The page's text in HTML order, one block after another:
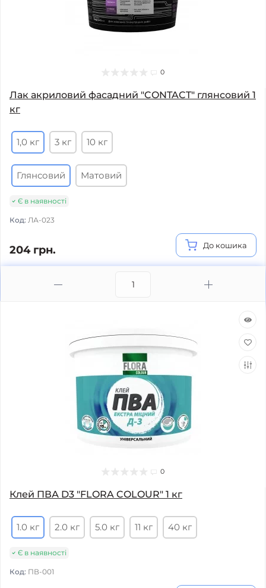
0
Лак акриловий фасадний "CONTACT" глянсовий 1
кг
1,0 кг 3 кг 10 кг
Глянсовий Матовий
Є в наявності
Код: ЛА-023
204 грн. До кошика
0
Клей ПВА D3 "FLORA COLOUR" 1 кг
1.0 кг 2.0 кг 5.0 кг 11 кг 40 кг
Є в наявності
Код: ПВ-001